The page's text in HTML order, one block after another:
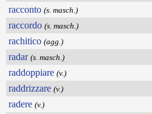
racconto (s. masch.)
raccordo (s. masch.)
rachitico (agg.)
radar (s. masch.)
raddoppiare (v.)
raddrizzare (v.)
radere (v.)